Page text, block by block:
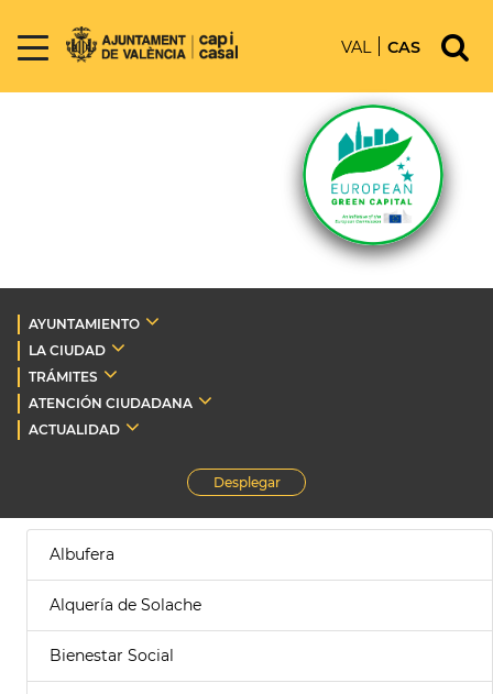
VAL CAS
AYUNTAMIENTO
LA CIUDAD
TRÁMITES
ATENCIÓN CIUDADANA
ACTUALIDAD
Desplegar
Albufera
Alquería de Solache
Bienestar Social